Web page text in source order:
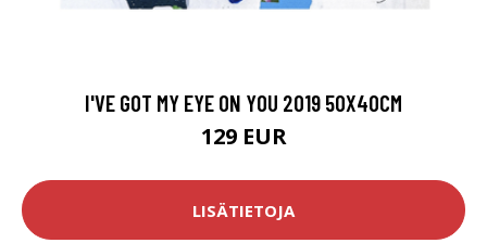
I'VE GOT MY EYE ON YOU 2019 50X40CM
129 EUR
LISÄTIETOJA